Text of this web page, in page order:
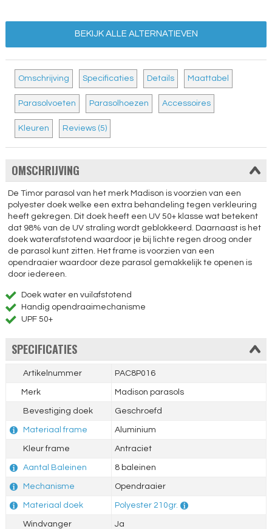
BEKIJK ALLE ALTERNATIEVEN
Omschrijving Specificaties Details Maattabel
Parasolvoeten Parasolhoezen Accessoires
Kleuren Reviews (5)
OMSCHRIJVING
De Timor parasol van het merk Madison is voorzien van een
polyester doek welke een extra behandeling tegen verkleuring
heeft gekregen. Dit doek heeft een UV 50+ klasse wat betekent
dat 98% van de UV straling wordt geblokkeerd. Daarnaast is het
doek waterafstotend waardoor je bij lichte regen droog onder
de parasol kunt zitten. Het frame is voorzien van een
opendraaier waardoor deze parasol gemakkelijk te openen is
door iedereen.
Doek water en vuilafstotend
Handig opendraaimechanisme
UPF 50+
SPECIFICATIES
Artikelnummer PAC8P016
Merk Madison parasols
Bevestiging doek Geschroefd
Materiaal frame Aluminium
Kleur frame Antraciet
Aantal Baleinen 8 baleinen
Mechanisme Opendraaier
Materiaal doek Polyester 210gr.
Windvanger Ja